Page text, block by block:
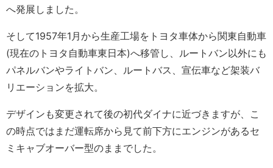
へ発展しました。
そして1957年1月から生産工場をトヨタ車体から関東自動車
(現在のトヨタ自動車東日本)へ移管し、ルートバン以外にも
パネルバンやライトバン、ルートバス、宣伝車など架装バ
リエーションを拡大。
デザインも変更されて後の初代ダイナに近づきますが、こ
の時点ではまだ運転席から見て前下方にエンジンがあるセ
ミキャブオーバー型のままでした。